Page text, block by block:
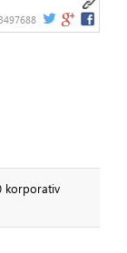
korporativ